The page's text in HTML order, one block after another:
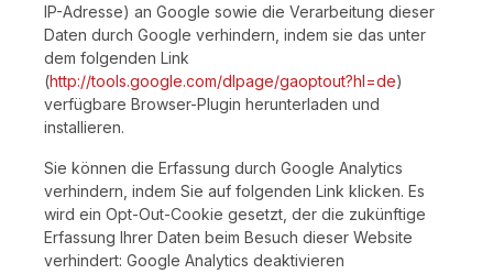
IP-Adresse) an Google sowie die Verarbeitung dieser
Daten durch Google verhindern, indem sie das unter
dem folgenden Link
(http://tools.google.com/dlpage/gaoptout?hl=de)
verfügbare Browser-Plugin herunterladen und
installieren.
Sie können die Erfassung durch Google Analytics
verhindern, indem Sie auf folgenden Link klicken. Es
wird ein Opt-Out-Cookie gesetzt, der die zukünftige
Erfassung Ihrer Daten beim Besuch dieser Website
verhindert: Google Analytics deaktivieren